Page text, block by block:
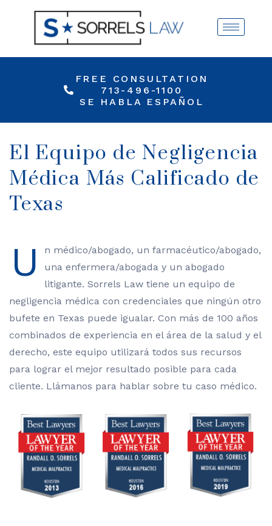
FREE CONSULTATION
713-496-1100
SE HABLA ESPAÑOL
El Equipo de Negligencia
Médica Más Calificado de
Texas
U
n médico/abogado, un farmacéutico/abogado,
una enfermera/abogada y un abogado
litigante. Sorrels Law tiene un equipo de
negligencia médica con credenciales que ningún otro
bufete en Texas puede igualar. Con más de 100 años
combinados de experiencia en el área de la salud y el
derecho, este equipo utilizará todos sus recursos
para lograr el mejor resultado posible para cada
cliente. Llámanos para hablar sobre tu caso médico.